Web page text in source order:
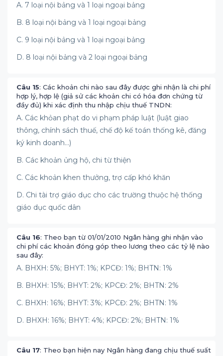
A. 7 loại nội bảng và 1 loại ngoại bảng
B. 8 loại nội bảng và 1 loại ngoại bảng
C. 9 loại nội bảng và 1 loại ngoại bảng
D. 8 loại nội bảng và 2 loại ngoại bảng
Câu 15: Các khoản chi nào sau đây được ghi nhận là chi phí
hợp lý, hợp lệ (giả sử các khoản chi có hóa đơn chứng từ
đầy đủ) khi xác định thu nhập chịu thuế TNDN:
A. Các khỏan phạt do vi phạm pháp luật (luật giao
thông, chính sách thuế, chế độ kế toán thống kê, đăng
ký kinh doanh…)
B. Các khoản ủng hộ, chi từ thiện
C. Các khoản khen thưởng, trợ cấp khó khăn
D. Chi tài trợ giáo dục cho các trường thuộc hệ thống
giáo dục quốc dân
Câu 16: Theo bạn từ 01/01/2010 Ngân hàng ghi nhận vào
chi phí các khoản đóng góp theo lương theo các tỷ lệ nào
sau đây:
A. BHXH: 5%; BHYT: 1%; KPCĐ: 1%; BHTN: 1%
B. BHXH: 15%; BHYT: 2%; KPCĐ: 2%; BHTN: 2%
C. BHXH: 16%; BHYT: 3%; KPCĐ: 2%; BHTN: 1%
D. BHXH: 16%; BHYT: 4%; KPCĐ: 2%; BHTN: 1%
Câu 17: Theo bạn hiện nay Ngân hàng đang chịu thuế suất